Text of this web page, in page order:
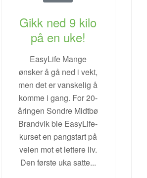
Gikk ned 9 kilo
på en uke!
EasyLife Mange
ønsker å gå ned i vekt,
men det er vanskelig å
komme i gang. For 20-
åringen Sondre Midtbø
Brandvik ble EasyLife-
kurset en pangstart på
veien mot et lettere liv.
Den første uka satte...